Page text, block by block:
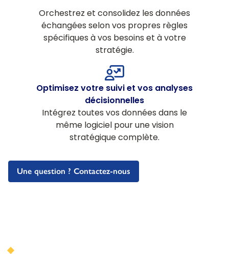
Orchestrez et consolidez les données
échangées selon vos propres règles
spécifiques à vos besoins et à votre
stratégie.
Optimisez votre suivi et vos analyses
décisionnelles
Intégrez toutes vos données dans le
même logiciel pour une vision
stratégique complète.
Une question ? Contactez-nous